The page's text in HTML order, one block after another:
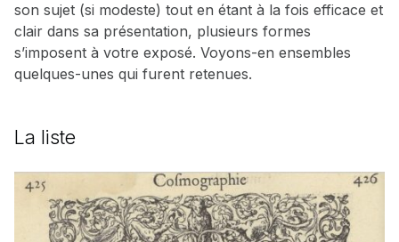
son sujet (si modeste) tout en étant à la fois efficace et
clair dans sa présentation, plusieurs formes
s’imposent à votre exposé. Voyons-en ensembles
quelques-unes qui furent retenues.
La liste